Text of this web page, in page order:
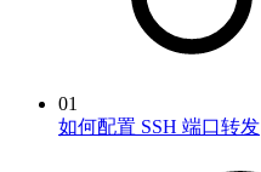
01
如何配置 SSH 端口转发